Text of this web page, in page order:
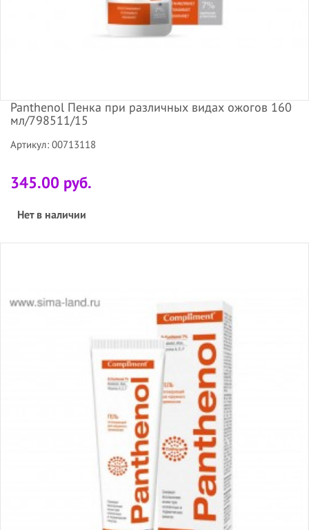
Panthenol Пенка при различных видах ожогов 160
мл/798511/15
Артикул: 00713118
345.00 руб.
Нет в наличии